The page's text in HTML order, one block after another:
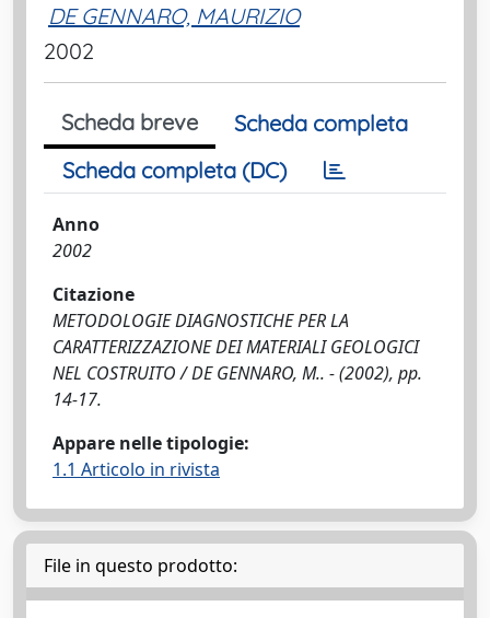
DE GENNARO, MAURIZIO
2002
Scheda breve
Scheda completa
Scheda completa (DC)
Anno
2002
Citazione
METODOLOGIE DIAGNOSTICHE PER LA
CARATTERIZZAZIONE DEI MATERIALI GEOLOGICI
NEL COSTRUITO / DE GENNARO, M.. - (2002), pp.
14-17.
Appare nelle tipologie:
1.1 Articolo in rivista
File in questo prodotto: